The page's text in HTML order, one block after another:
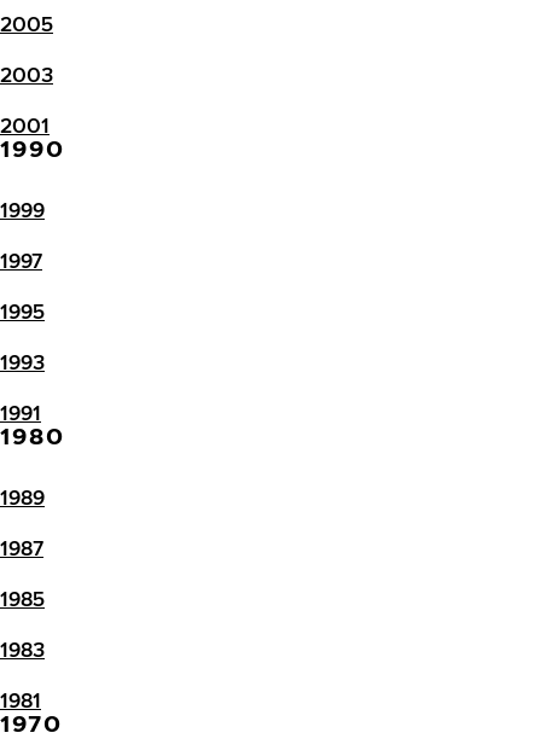
2005
2003
2001
1990
1999
1997
1995
1993
1991
1980
1989
1987
1985
1983
1981
1970